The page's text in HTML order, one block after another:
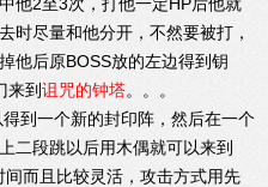
时尽量和他分开，不然要被打，
他后原BOSS放的左边得到钥
来到诅咒的钟塔。。。
得到一个新的封印阵，然后在一个
二段跳以后用木偶就可以来到
而且比较灵活，攻击方式用先